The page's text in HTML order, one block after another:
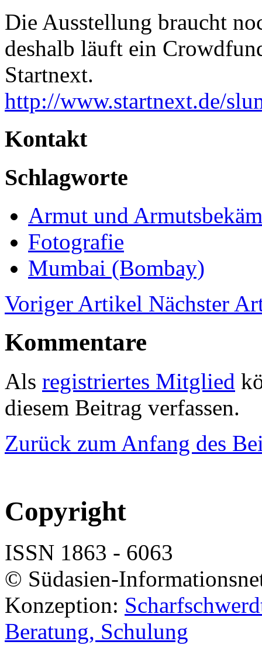
Die Ausstellung braucht
deshalb läuft ein
Startnext.
http://www.startnext.de/
Kontakt
Schlagworte
Armut und
Fotografie
Mumbai (Bombay)
Voriger Artikel Nächster
Kommentare
Als registriertes Mitglied
diesem Beitrag verfassen.
Zurück zum Anfang des
Copyright
ISSN 1863 - 6063
© Südasien-
Konzeption:
Beratung, Schulung